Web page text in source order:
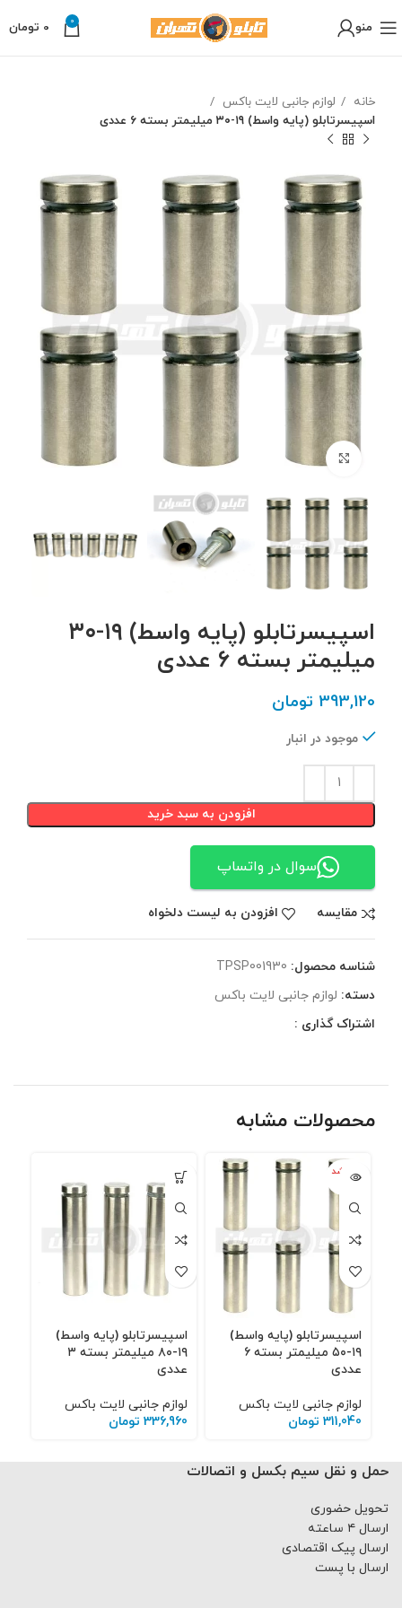
منو 0
0 تومان
خانه
لوازم جانبی لایت باکس
اسپیسرتابلو (پایه واسط) ۱۹-۳۰ میلیمتر بسته ۶ عددی
برای بزرگنمایی کلیک کنید
اسپیسرتابلو (پایه واسط) ۱۹-۳۰
میلیمتر بسته ۶ عددی
393,120 تومان
موجود در انبار
افزودن به سبد خرید
سوال در واتساپ
مقایسه افزودن به لیست دلخواه
شناسه محصول: TPSP001930
دسته: لوازم جانبی لایت باکس
اشتراک گذاری :
محصولات مشابه
تمام شد
ه
اسپیسرتابلو (پایه واسط)
۱۹-۵۰ میلیمتر بسته ۶
عددی
لوازم جانبی لایت باکس
311,040 تومان
اسپیسرتابلو (پایه واسط)
۱۹-۸۰ میلیمتر بسته ۳
عددی
لوازم جانبی لایت باکس
336,960 تومان
حمل و نقل سیم بکسل و اتصالات
تحویل حضوری
ارسال ۴ ساعته
ارسال پیک اقتصادی
ارسال با پست